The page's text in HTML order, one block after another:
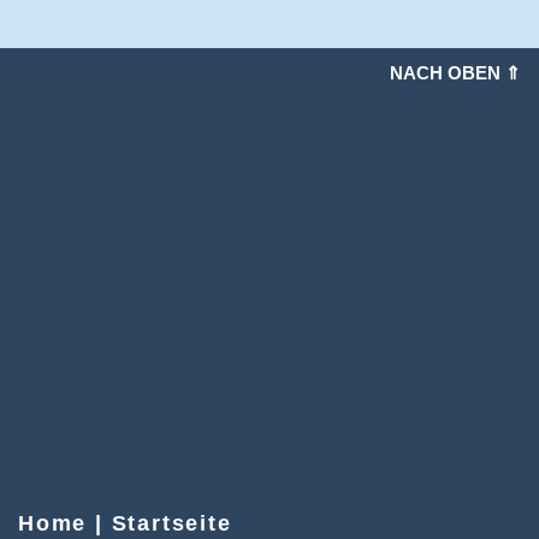
NACH OBEN ⇑
Home | Startseite